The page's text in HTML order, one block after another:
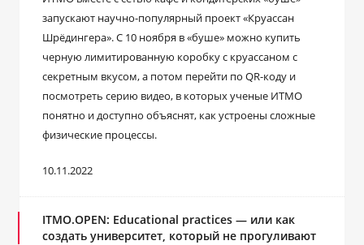
запускают научно-популярный проект «Круассан
Шрёдингера». С 10 ноября в «буше» можно купить
черную лимитированную коробку с круассаном с
секретным вкусом, а потом перейти по QR-коду и
посмотреть серию видео, в которых ученые ИТМО
понятно и доступно объяснят, как устроены сложные
физические процессы.
10.11.2022
ITMO.OPEN: Educational practices — или как
создать университет, который не прогуливают